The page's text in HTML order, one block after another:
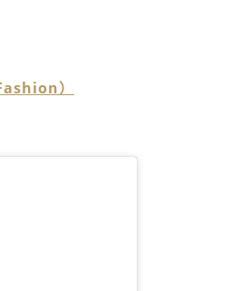
）